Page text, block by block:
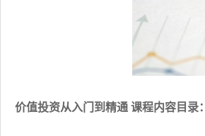
价值投资从入门到精通 课程内容目录：